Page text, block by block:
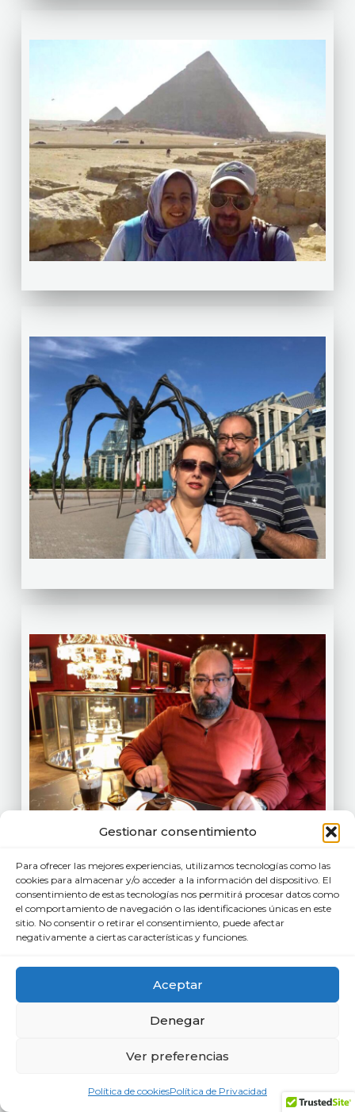
Gestionar consentimiento
Para ofrecer las mejores experiencias, utilizamos tecnologías como las
cookies para almacenar y/o acceder a la información del dispositivo. El
consentimiento de estas tecnologías nos permitirá procesar datos como
el comportamiento de navegación o las identificaciones únicas en este
sitio. No consentir o retirar el consentimiento, puede afectar
negativamente a ciertas características y funciones.
Aceptar
Denegar
Ver preferencias
Política de cookiesPolítica de Privacidad